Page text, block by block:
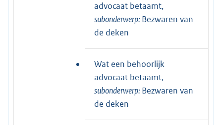
advocaat betaamt,
subonderwerp: Bezwaren van
de deken
Wat een behoorlijk
advocaat betaamt,
subonderwerp: Bezwaren van
de deken